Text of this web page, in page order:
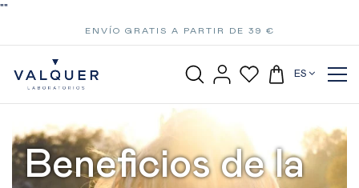
""
ENVÍO GRATIS A PARTIR DE 39 €
ES
Beneficios de la